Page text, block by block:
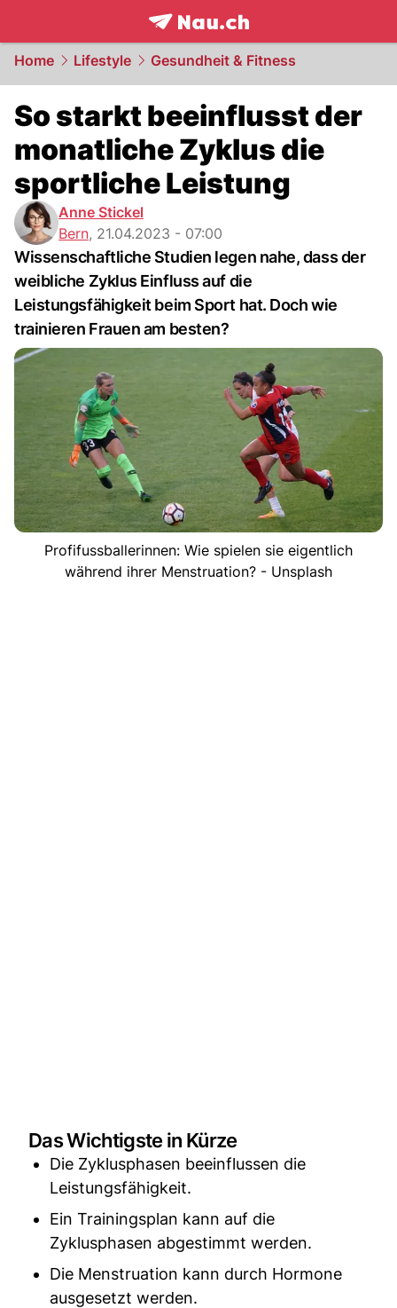
frontpage.NAU.ch
Home Lifestyle Gesundheit & Fitness
So starkt beeinflusst der
monatliche Zyklus die
sportliche Leistung
Anne Stickel
Bern, 21.04.2023 - 07:00
Wissenschaftliche Studien legen nahe, dass der
weibliche Zyklus Einfluss auf die
Leistungsfähigkeit beim Sport hat. Doch wie
trainieren Frauen am besten?
Profifussballerinnen: Wie spielen sie eigentlich
während ihrer Menstruation? - Unsplash
Das Wichtigste in Kürze
Die Zyklusphasen beeinflussen die
Leistungsfähigkeit.
Ein Trainingsplan kann auf die
Zyklusphasen abgestimmt werden.
Die Menstruation kann durch Hormone
ausgesetzt werden.